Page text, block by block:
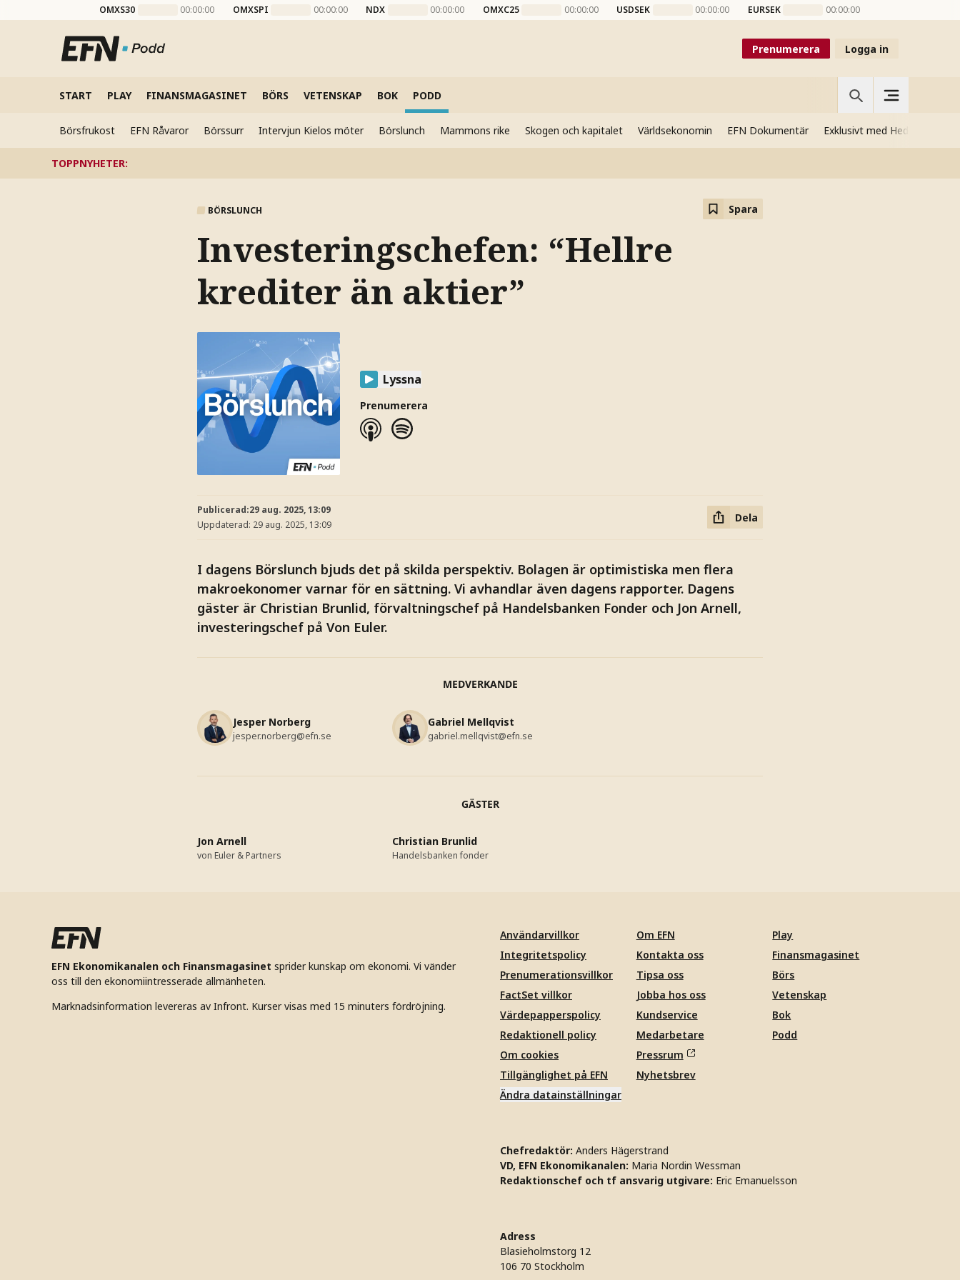
OMXS30 00:00:00 OMXSPI 00:00:00 NDX 00:00:00 OMXC25 00:00:00 USDSEK 00:00:00 EURSEK 00:00:00
Prenumerera Logga in
START PLAY FINANSMAGASINET BÖRS VETENSKAP BOK PODD
Börsfrukost EFN Råvaror Börssurr Intervjun Kielos möter Börslunch Mammons rike Skogen och kapitalet Världsekonomin EFN Dokumentär Exklusivt med Hedenmo
TOPPNYHETER:
BÖRSLUNCH Spara
Investeringschefen: “Hellre
krediter än aktier”
Lyssna
Prenumerera
Publicerad:29 aug. 2025, 13:09
Uppdaterad: 29 aug. 2025, 13:09
Dela
I dagens Börslunch bjuds det på skilda perspektiv. Bolagen är optimistiska men flera
makroekonomer varnar för en sättning. Vi avhandlar även dagens rapporter. Dagens
gäster är Christian Brunlid, förvaltningschef på Handelsbanken Fonder och Jon Arnell,
investeringschef på Von Euler.
MEDVERKANDE
Jesper Norberg
jesper.norberg@efn.se
Gabriel Mellqvist
gabriel.mellqvist@efn.se
GÄSTER
Jon Arnell
von Euler & Partners
Christian Brunlid
Handelsbanken fonder
EFN Ekonomikanalen och Finansmagasinet sprider kunskap om ekonomi. Vi vänder
oss till den ekonomiintresserade allmänheten.
Marknadsinformation levereras av Infront. Kurser visas med 15 minuters fördröjning.
Användarvillkor
Integritetspolicy
Prenumerationsvillkor
FactSet villkor
Värdepapperspolicy
Redaktionell policy
Om cookies
Tillgänglighet på EFN
Ändra datainställningar
Om EFN
Kontakta oss
Tipsa oss
Jobba hos oss
Kundservice
Medarbetare
Pressrum
Nyhetsbrev
Play
Finansmagasinet
Börs
Vetenskap
Bok
Podd
Chefredaktör: Anders Hägerstrand
VD, EFN Ekonomikanalen: Maria Nordin Wessman
Redaktionschef och tf ansvarig utgivare: Eric Emanuelsson
Adress
Blasieholmstorg 12
106 70 Stockholm